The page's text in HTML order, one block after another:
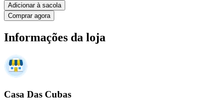
Adicionar à sacola
Comprar agora
Informações da loja
Casa Das Cubas